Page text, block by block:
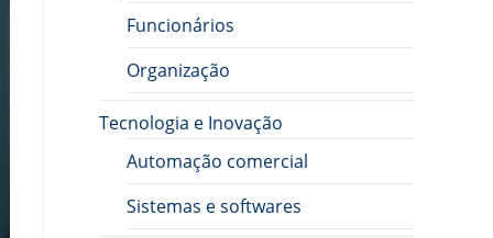
Funcionários
Organização
Tecnologia e Inovação
Automação comercial
Sistemas e softwares